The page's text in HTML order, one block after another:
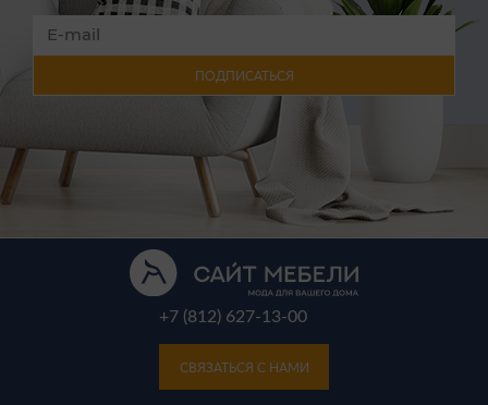
ПОДПИСАТЬСЯ
+7 (812) 627-13-00
СВЯЗАТЬСЯ С НАМИ